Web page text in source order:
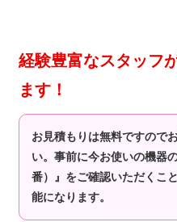
経験豊富なスタッフ
ます！
お見積もりは無料ですので
い。事前に今お使いの機器
番）』をご確認いただくこ
能になります。